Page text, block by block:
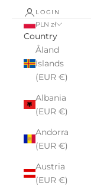
LOGIN
PLN zł
Country
Åland
Islands
(EUR €)
Albania
(EUR €)
Andorra
(EUR €)
Austria
(EUR €)